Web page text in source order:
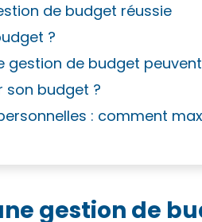
de budget réussie
?
gestion de budget
son budget ?
: comment
gestion de